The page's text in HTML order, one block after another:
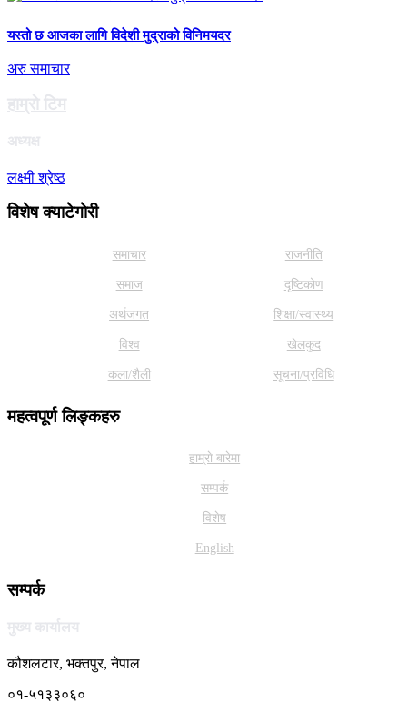
यस्तो छ आजका लागि विदेशी मुद्राको विनिमयदर
अरु समाचार
हाम्राे टिम
अध्यक्ष
लक्ष्मी श्रेष्ठ
विशेष क्याटेगाेरी
समाचार राजनीति
समाज दृष्टिकोण
अर्थजगत शिक्षा/स्वास्थ्य
विश्व खेलकुद
कला/शैली सूचना/प्रविधि
महत्वपूर्ण लिङ्कहरु
हाम्राे बारेमा
सम्पर्क
विशेष
English
सम्पर्क
मुख्य कार्यालय
कौशलटार, भक्तपुर, नेपाल
०१-५१३३०६०